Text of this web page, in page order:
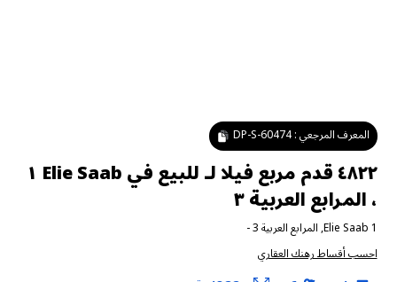
المعرف المرجعي :DP-S-60474
٤٨٢٢ قدم مربع فيلا لـ للبيع في Elie Saab ١
، المرابع العربية ٣
Elie Saab 1
,المرابع العربية 3 -
احسب أقساط رهنك العقاري